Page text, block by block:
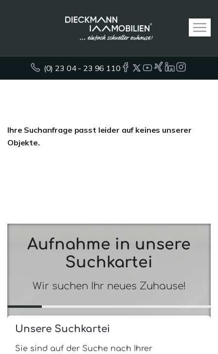
(0) 23 04 - 23 96 110
Ihre Suchanfrage passt leider auf keines unserer
Objekte.